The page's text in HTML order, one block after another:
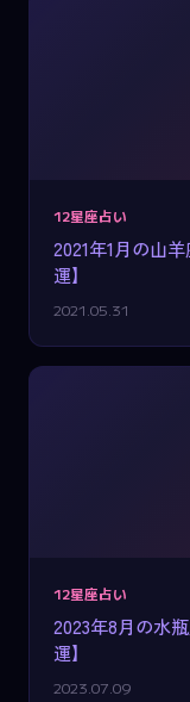
12星座占い
2021年1月の山
運】
2021.05.31
12星座占い
2023年8月の水
運】
2023.07.09